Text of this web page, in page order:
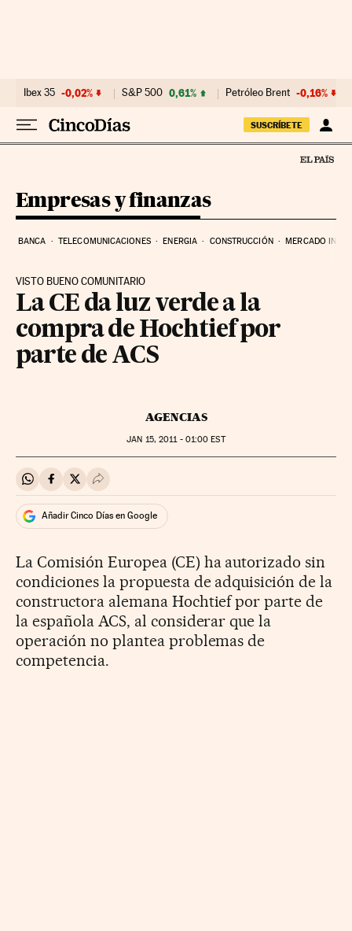
Ibex 35 -0,02% S&P 500 0,61% Petróleo Brent -0,16%
SUSCRÍBETE
Empresas y finanzas
BANCA TELECOMUNICACIONES ENERGIA CONSTRUCCIÓN MERCADO
VISTO BUENO COMUNITARIO
La CE da luz verde a la
compra de Hochtief por
parte de ACS
AGENCIAS
JAN 15, 2011 - 01:00 EST
Compartir en Whatsapp
Compartir en Facebook
Compartir en Twitter
Desplegar Redes Sociales
Añadir Cinco Días en Google
La Comisión Europea (CE) ha autorizado sin
condiciones la propuesta de adquisición de la
constructora alemana Hochtief por parte de
la española ACS, al considerar que la
operación no plantea problemas de
competencia.